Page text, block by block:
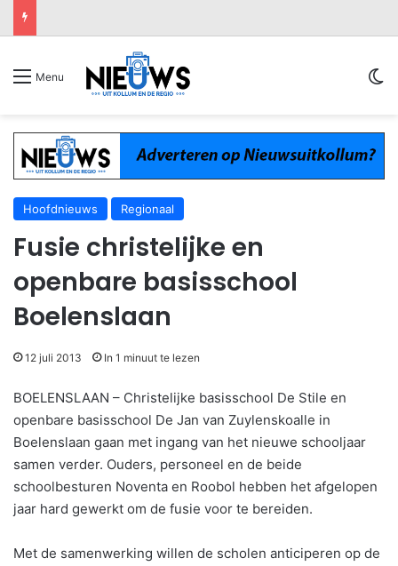
Menu
Hoofdnieuws Regionaal
Fusie christelijke en
openbare basisschool
Boelenslaan
12 juli 2013 In 1 minuut te lezen
BOELENSLAAN – Christelijke basisschool De Stile en
openbare basisschool De Jan van Zuylenskoalle in
Boelenslaan gaan met ingang van het nieuwe schooljaar
samen verder. Ouders, personeel en de beide
schoolbesturen Noventa en Roobol hebben het afgelopen
jaar hard gewerkt om de fusie voor te bereiden.
Met de samenwerking willen de scholen anticiperen op de